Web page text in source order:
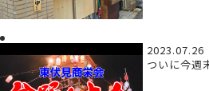
2023.07.26
ついに今週